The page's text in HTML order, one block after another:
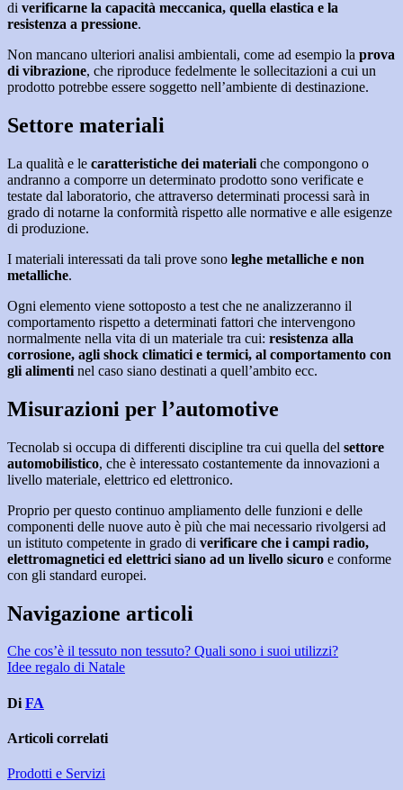
di verificarne la capacità meccanica, quella elastica e la
resistenza a pressione.
Non mancano ulteriori analisi ambientali, come ad esempio la prova
di vibrazione, che riproduce fedelmente le sollecitazioni a cui un
prodotto potrebbe essere soggetto nell’ambiente di destinazione.
Settore materiali
La qualità e le caratteristiche dei materiali che compongono o
andranno a comporre un determinato prodotto sono verificate e
testate dal laboratorio, che attraverso determinati processi sarà in
grado di notarne la conformità rispetto alle normative e alle esigenze
di produzione.
I materiali interessati da tali prove sono leghe metalliche e non
metalliche.
Ogni elemento viene sottoposto a test che ne analizzeranno il
comportamento rispetto a determinati fattori che intervengono
normalmente nella vita di un materiale tra cui: resistenza alla
corrosione, agli shock climatici e termici, al comportamento con
gli alimenti nel caso siano destinati a quell’ambito ecc.
Misurazioni per l’automotive
Tecnolab si occupa di differenti discipline tra cui quella del settore
automobilistico, che è interessato costantemente da innovazioni a
livello materiale, elettrico ed elettronico.
Proprio per questo continuo ampliamento delle funzioni e delle
componenti delle nuove auto è più che mai necessario rivolgersi ad
un istituto competente in grado di verificare che i campi radio,
elettromagnetici ed elettrici siano ad un livello sicuro e conforme
con gli standard europei.
Navigazione articoli
Che cos’è il tessuto non tessuto? Quali sono i suoi utilizzi?
Idee regalo di Natale
Di FA
Articoli correlati
Prodotti e Servizi